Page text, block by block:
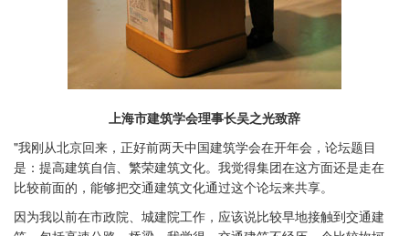
上海市建筑学会理事长吴之光致辞
"我刚从北京回来，正好前两天中国建筑学会在开年会，论坛题目
是：提高建筑自信、繁荣建筑文化。我觉得集团在这方面还是走在
比较前面的，能够把交通建筑文化通过这个论坛来共享。
因为我以前在市政院、城建院工作，应该说比较早地接触到交通建